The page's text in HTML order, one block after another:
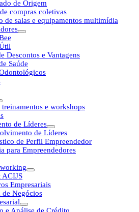
de Origem
compras coletivas
de salas e equipamentos multimídia
Descontos e Vantagens
Saúde
treinamentos e workshops
de Líderes
de Líderes
de Perfil Empreendedor
para Empreendedores
ACIJS
Empresariais
de Negócios